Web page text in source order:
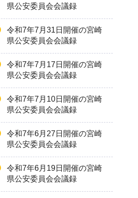
県公安委員会会議録
令和7年7月31日開催の宮崎
県公安委員会会議録
令和7年7月17日開催の宮崎
県公安委員会会議録
令和7年7月10日開催の宮崎
県公安委員会会議録
令和7年6月27日開催の宮崎
県公安委員会会議録
令和7年6月19日開催の宮崎
県公安委員会会議録